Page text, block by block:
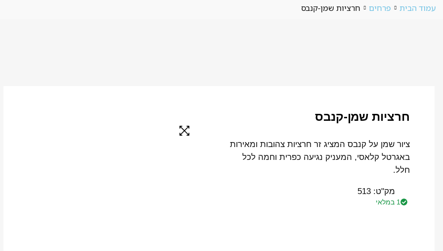
עמוד הבית פרחים חרציות שמן-קנבס
חרציות שמן-קנבס
ציור שמן על קנבס המציג זר חרציות צהובות ומאירות
באגרטל קלאסי, המעניק נגיעה כפרית וחמה לכל
חלל.
מק"ט:513
1 במלאי